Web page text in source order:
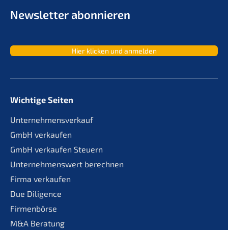
Newslet­ter abonnieren
Hier klicken und anmelden
Wichtige Seiten
Unternehmensverkauf
GmbH verkaufen
GmbH verkaufen Steuern
Unternehmenswert berechnen
Firma verkaufen
Due Diligence
Firmenbörse
M&A Beratung